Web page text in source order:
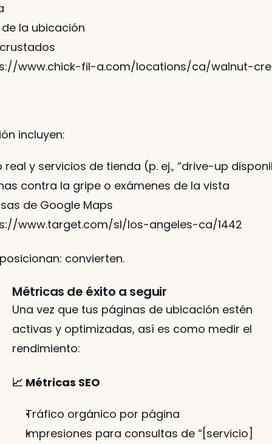
la ubicación
www.chick-fil-a.com/locations/ca/walnut-
incluyen:
y servicios de tienda (p. ej., “drive-up
contra la gripe o exámenes de la vista
de Google Maps
www.target.com/sl/los-angeles-ca/1442
convierten.
Métricas de éxito a seguir
Una vez que tus páginas de ubicación estén
activas y optimizadas, así es como medir el
rendimiento:
📈 Métricas SEO
Tráfico orgánico por página
Impresiones para consultas de “[servicio]